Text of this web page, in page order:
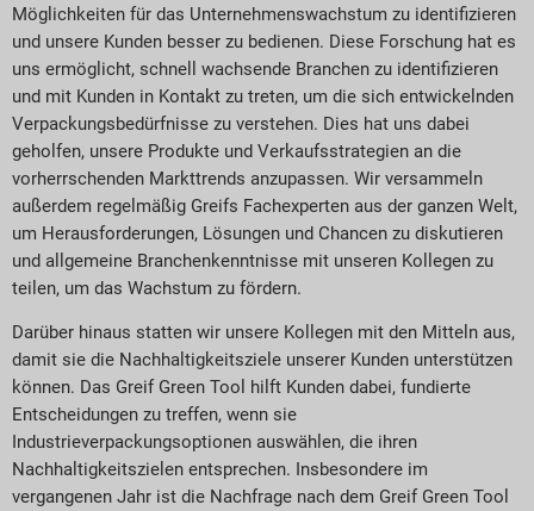
Möglichkeiten für das Unternehmenswachstum zu identifizieren
und unsere Kunden besser zu bedienen. Diese Forschung hat es
uns ermöglicht, schnell wachsende Branchen zu identifizieren
und mit Kunden in Kontakt zu treten, um die sich entwickelnden
Verpackungsbedürfnisse zu verstehen. Dies hat uns dabei
geholfen, unsere Produkte und Verkaufsstrategien an die
vorherrschenden Markttrends anzupassen. Wir versammeln
außerdem regelmäßig Greifs Fachexperten aus der ganzen Welt,
um Herausforderungen, Lösungen und Chancen zu diskutieren
und allgemeine Branchenkenntnisse mit unseren Kollegen zu
teilen, um das Wachstum zu fördern.
Darüber hinaus statten wir unsere Kollegen mit den Mitteln aus,
damit sie die Nachhaltigkeitsziele unserer Kunden unterstützen
können. Das Greif Green Tool hilft Kunden dabei, fundierte
Entscheidungen zu treffen, wenn sie
Industrieverpackungsoptionen auswählen, die ihren
Nachhaltigkeitszielen entsprechen. Insbesondere im
vergangenen Jahr ist die Nachfrage nach dem Greif Green Tool